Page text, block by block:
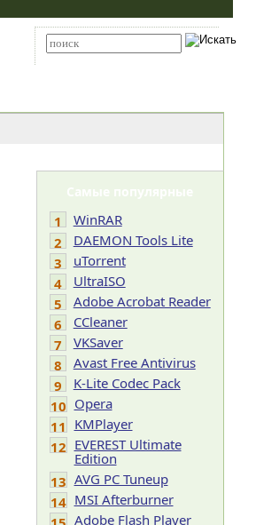
Самые популярные
1
WinRAR
2
DAEMON Tools Lite
3
uTorrent
4
UltraISO
5
Adobe Acrobat Reader
6
CCleaner
7
VKSaver
8
Avast Free Antivirus
9
K-Lite Codec Pack
10 Opera
11 KMPlayer
12 EVEREST Ultimate
Edition
13 AVG PC Tuneup
14 MSI Afterburner
Adobe Flash Player